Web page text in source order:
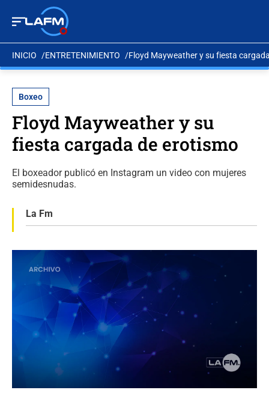
INICIO ENTRETENIMIENTO Floyd Mayweather y su fiesta
Boxeo
Floyd Mayweather y su
fiesta cargada de erotismo
El boxeador publicó en Instagram un video con mujeres
semidesnudas.
La Fm